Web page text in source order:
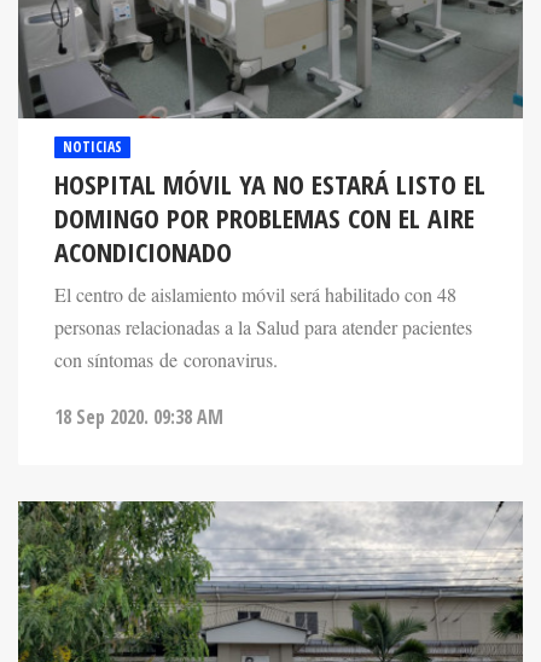
NOTICIAS
HOSPITAL MÓVIL YA NO ESTARÁ LISTO EL
DOMINGO POR PROBLEMAS CON EL AIRE
ACONDICIONADO
El centro de aislamiento móvil será habilitado con 48
personas relacionadas a la Salud para atender pacientes
con síntomas de coronavirus.
18 Sep 2020. 09:38 AM